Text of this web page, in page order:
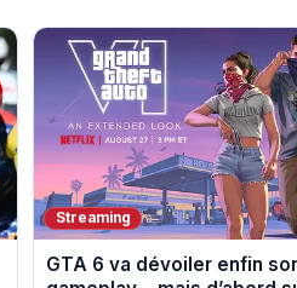
Streaming
GTA 6 va dévoiler enfin